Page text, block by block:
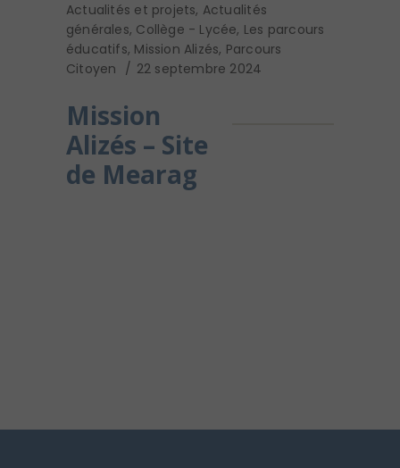
Actualités et projets, Actualités
générales, Collège - Lycée, Les parcours
éducatifs, Mission Alizés, Parcours
Citoyen
22 septembre 2024
Mission
Alizés – Site
de Mearag